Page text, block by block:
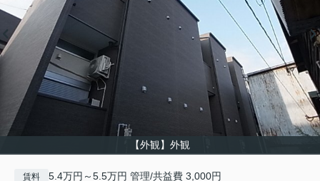
【外観】外観
賃料 5.4万円～5.5万円 管理/共益費 3,000円